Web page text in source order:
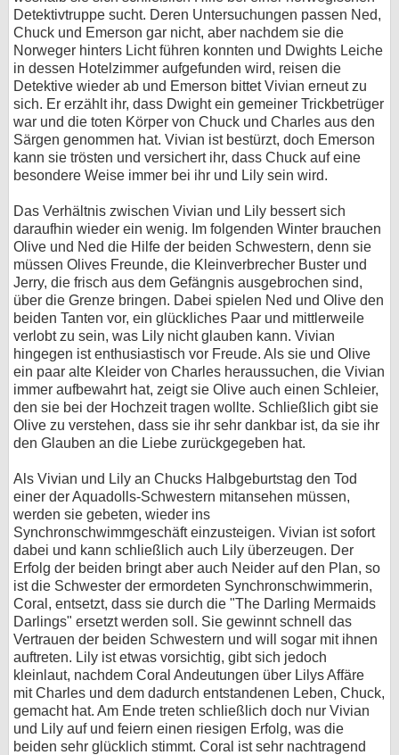
Detektivtruppe sucht. Deren Untersuchungen passen Ned,
Chuck und Emerson gar nicht, aber nachdem sie die
Norweger hinters Licht führen konnten und Dwights Leiche
in dessen Hotelzimmer aufgefunden wird, reisen die
Detektive wieder ab und Emerson bittet Vivian erneut zu
sich. Er erzählt ihr, dass Dwight ein gemeiner Trickbetrüger
war und die toten Körper von Chuck und Charles aus den
Särgen genommen hat. Vivian ist bestürzt, doch Emerson
kann sie trösten und versichert ihr, dass Chuck auf eine
besondere Weise immer bei ihr und Lily sein wird.
Das Verhältnis zwischen Vivian und Lily bessert sich
daraufhin wieder ein wenig. Im folgenden Winter brauchen
Olive und Ned die Hilfe der beiden Schwestern, denn sie
müssen Olives Freunde, die Kleinverbrecher Buster und
Jerry, die frisch aus dem Gefängnis ausgebrochen sind,
über die Grenze bringen. Dabei spielen Ned und Olive den
beiden Tanten vor, ein glückliches Paar und mittlerweile
verlobt zu sein, was Lily nicht glauben kann. Vivian
hingegen ist enthusiastisch vor Freude. Als sie und Olive
ein paar alte Kleider von Charles heraussuchen, die Vivian
immer aufbewahrt hat, zeigt sie Olive auch einen Schleier,
den sie bei der Hochzeit tragen wollte. Schließlich gibt sie
Olive zu verstehen, dass sie ihr sehr dankbar ist, da sie ihr
den Glauben an die Liebe zurückgegeben hat.
Als Vivian und Lily an Chucks Halbgeburtstag den Tod
einer der Aquadolls-Schwestern mitansehen müssen,
werden sie gebeten, wieder ins
Synchronschwimmgeschäft einzusteigen. Vivian ist sofort
dabei und kann schließlich auch Lily überzeugen. Der
Erfolg der beiden bringt aber auch Neider auf den Plan, so
ist die Schwester der ermordeten Synchronschwimmerin,
Coral, entsetzt, dass sie durch die "The Darling Mermaids
Darlings" ersetzt werden soll. Sie gewinnt schnell das
Vertrauen der beiden Schwestern und will sogar mit ihnen
auftreten. Lily ist etwas vorsichtig, gibt sich jedoch
kleinlaut, nachdem Coral Andeutungen über Lilys Affäre
mit Charles und dem dadurch entstandenen Leben, Chuck,
gemacht hat. Am Ende treten schließlich doch nur Vivian
und Lily auf und feiern einen riesigen Erfolg, was die
beiden sehr glücklich stimmt. Coral ist sehr nachtragend